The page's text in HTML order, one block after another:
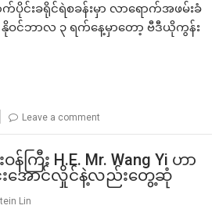
ပိုင်းခရိုင်ရဲစခန်းမှာ လာရောက်အဖမ်းခံ
ဝင်ဘာလ ၃ ရက်နေ့မှာတော့ ဗီဒီယိုကွန်း
Leave a comment
ကြီး H.E. Mr. Wang Yi ဟာ
းအောင်လှိုင်နဲ့လည်းတွေ့ဆုံ
Lin